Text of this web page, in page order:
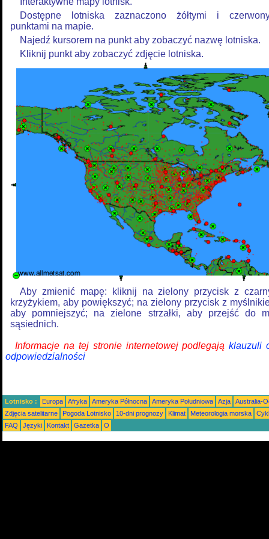
Dostępne lotniska zaznaczono żółtymi i
punktami na mapie.
Najedź kursorem na punkt aby zobaczyć nazwę lotniska.
Kliknij punkt aby zobaczyć zdjęcie lotniska.
Aby zmienić mapę: kliknij na zielony przycisk z
krzyżykiem, aby powiększyć; na zielony przycisk z
aby pomniejszyć; na zielone strzałki, aby przejść do
sąsiednich.
Informacje na tej stronie internetowej podlegająklauzuli
odpowiedzialności
Lotnisko : Europa Afryka Ameryka Północna Ameryka Południowa Azja
Australia-
Zdjęcia satelitarne
Pogoda Lotnisko 10-dni prognozy Klimat Meteorologia morska
FAQ
Języki Kontakt Gazetka O